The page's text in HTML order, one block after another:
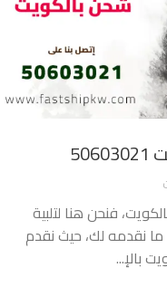
فنحن هنا لتلبية
نقدمه لك، حيث نقدم
بالإ...